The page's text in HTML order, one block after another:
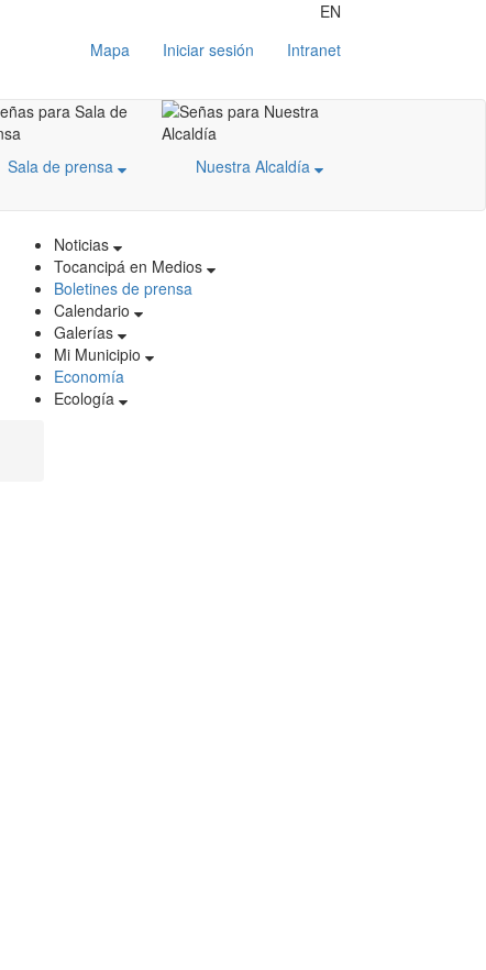
EN
Mapa
Iniciar sesión Intranet
Sala de prensa
Nuestra Alcaldía
Noticias
Tocancipá en Medios
Boletines de prensa
Calendario
Galerías
Mi Municipio
Economía
Ecología